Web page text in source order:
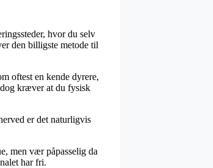
hvor du selv
den billigste metode til
oftest en kende dyrere,
kræver at du fysisk
er det naturligvis
men vær påpasselig da
har fri.